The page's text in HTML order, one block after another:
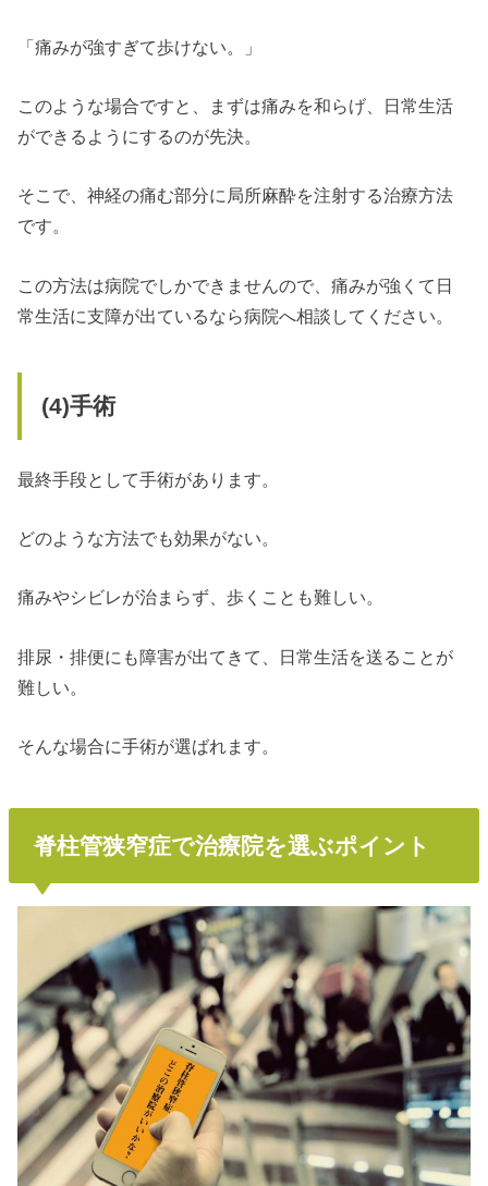
「痛みが強すぎて歩けない。」
このような場合ですと、まずは痛みを和らげ、日常生活
ができるようにするのが先決。
そこで、神経の痛む部分に局所麻酔を注射する治療方法
です。
この方法は病院でしかできませんので、痛みが強くて日
常生活に支障が出ているなら病院へ相談してください。
(4)手術
最終手段として手術があります。
どのような方法でも効果がない。
痛みやシビレが治まらず、歩くことも難しい。
排尿・排便にも障害が出てきて、日常生活を送ることが
難しい。
そんな場合に手術が選ばれます。
脊柱管狭窄症で治療院を選ぶポイント